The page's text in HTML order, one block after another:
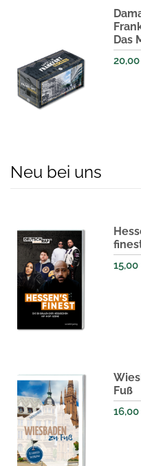
Das
20,00
Neu bei uns
15,00
Fuß
16,00